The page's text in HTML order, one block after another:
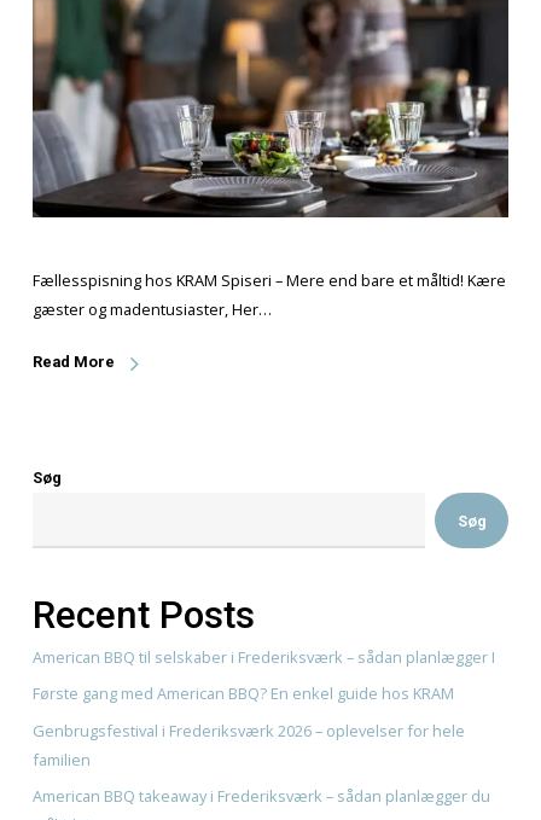
Fællesspisning hos KRAM Spiseri – Mere end bare et
Søg